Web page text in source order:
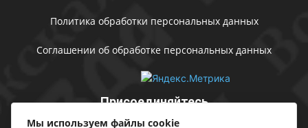
Политика обработки персональных данных
Соглашении об обработке персональных данных
Присоединяйтесь
Мы используем файлы cookie